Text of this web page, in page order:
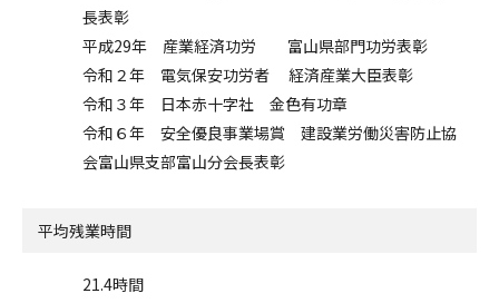
長表彰
平成29年 産業経済功労 富山県部門功労表彰
令和２年 電気保安功労者 経済産業大臣表彰
令和３年 日本赤十字社 金色有功章
令和６年 安全優良事業場賞 建設業労働災害防止協
会富山県支部富山分会長表彰
平均残業時間
21.4時間